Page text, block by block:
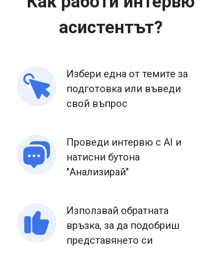
асистентът?
Избери една от темите за
подготовка или въведи
свой въпрос
Проведи интервю с AI и
натисни бутона
"Анализирай"
Използвай обратната
връзка, за да подобриш
представянето си